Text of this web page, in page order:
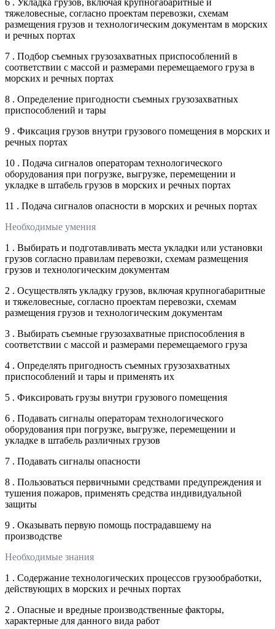
тяжеловесные, согласно проектам перевозки, схемам
размещения грузов и технологическим документам в морских
и речных портах
7 . Подбор съемных грузозахватных приспособлений в
соответствии с массой и размерами перемещаемого груза в
морских и речных портах
8 . Определение пригодности съемных грузозахватных
приспособлений и тары
9 . Фиксация грузов внутри грузового помещения в морских и
речных портах
10 . Подача сигналов операторам технологического
оборудования при погрузке, выгрузке, перемещении и
укладке в штабель грузов в морских и речных портах
11 . Подача сигналов опасности в морских и речных портах
Необходимые умения
1 . Выбирать и подготавливать места укладки или установки
грузов согласно правилам перевозки, схемам размещения
грузов и технологическим документам
2 . Осуществлять укладку грузов, включая крупногабаритные
и тяжеловесные, согласно проектам перевозки, схемам
размещения грузов и технологическим документам
3 . Выбирать съемные грузозахватные приспособления в
соответствии с массой и размерами перемещаемого груза
4 . Определять пригодность съемных грузозахватных
приспособлений и тары и применять их
5 . Фиксировать грузы внутри грузового помещения
6 . Подавать сигналы операторам технологического
оборудования при погрузке, выгрузке, перемещении и
укладке в штабель различных грузов
7 . Подавать сигналы опасности
8 . Пользоваться первичными средствами предупреждения и
тушения пожаров, применять средства индивидуальной
защиты
9 . Оказывать первую помощь пострадавшему на
производстве
Необходимые знания
1 . Содержание технологических процессов грузообработки,
действующих в морских и речных портах
2 . Опасные и вредные производственные факторы,
характерные для данного вида работ